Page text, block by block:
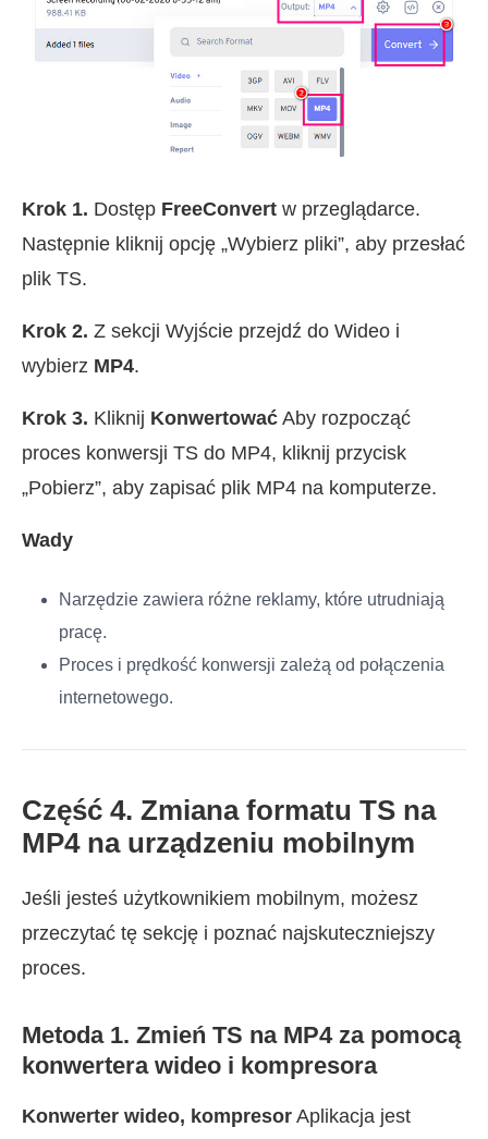
Krok 1. Dostęp FreeConvert w przeglądarce.
Następnie kliknij opcję „Wybierz pliki”, aby przesłać
plik TS.
Krok 2. Z sekcji Wyjście przejdź do Wideo i
wybierz MP4.
Krok 3. Kliknij Konwertować Aby rozpocząć
proces konwersji TS do MP4, kliknij przycisk
„Pobierz”, aby zapisać plik MP4 na komputerze.
Wady
Narzędzie zawiera różne reklamy, które utrudniają
pracę.
Proces i prędkość konwersji zależą od połączenia
internetowego.
Część 4. Zmiana formatu TS na
MP4 na urządzeniu mobilnym
Jeśli jesteś użytkownikiem mobilnym, możesz
przeczytać tę sekcję i poznać najskuteczniejszy
proces.
Metoda 1. Zmień TS na MP4 za pomocą
konwertera wideo i kompresora
Konwerter wideo, kompresor Aplikacja jest